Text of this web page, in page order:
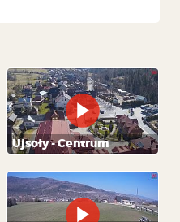
Ujsoły - Centrum